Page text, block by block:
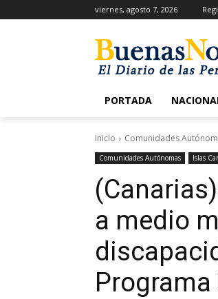
viernes, agosto 7, 2026
PORTADA
Inicio Comunidades
Comunidades Autónomas Islas
a medio